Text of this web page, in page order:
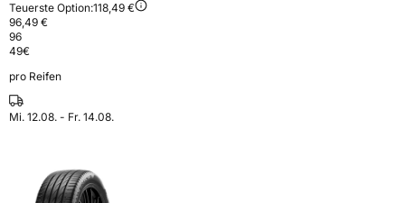
Teuerste Option:118,49 €
96,49 €
96
49€
pro Reifen
Mi. 12.08. - Fr. 14.08.